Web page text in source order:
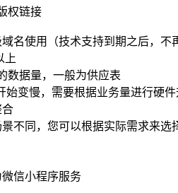
权链接
名使用（技术支持到期之后，不
上
数据量，一般为供应表
变慢，需要根据业务量进行硬
不同，您可以根据实际需求来选
信小程序服务